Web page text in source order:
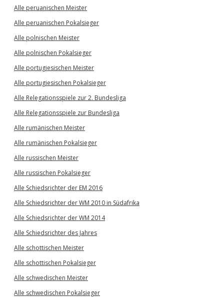
Alle peruanischen Meister
Alle peruanischen Pokalsieger
Alle polnischen Meister
Alle polnischen Pokalsieger
Alle portugiesischen Meister
Alle portugiesischen Pokalsieger
Alle Relegationsspiele zur 2. Bundesliga
Alle Relegationsspiele zur Bundesliga
Alle rumänischen Meister
Alle rumänischen Pokalsieger
Alle russischen Meister
Alle russischen Pokalsieger
Alle Schiedsrichter der EM 2016
Alle Schiedsrichter der WM 2010 in Südafrika
Alle Schiedsrichter der WM 2014
Alle Schiedsrichter des Jahres
Alle schottischen Meister
Alle schottischen Pokalsieger
Alle schwedischen Meister
Alle schwedischen Pokalsieger